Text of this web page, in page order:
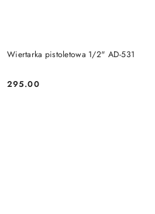
Wiertarka pistoletowa 1/2" AD-531
Cena:
295.00